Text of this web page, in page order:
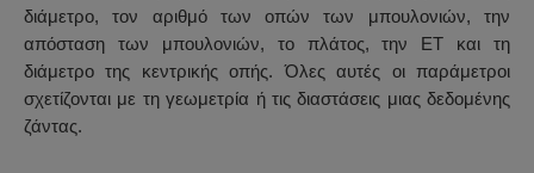
διάμετρο, τον αριθμό των οπών των μπουλονιών, την
απόσταση των μπουλονιών, το πλάτος, την ET και τη
διάμετρο της κεντρικής οπής. Όλες αυτές οι παράμετροι
σχετίζονται με τη γεωμετρία ή τις διαστάσεις μιας δεδομένης
ζάντας.